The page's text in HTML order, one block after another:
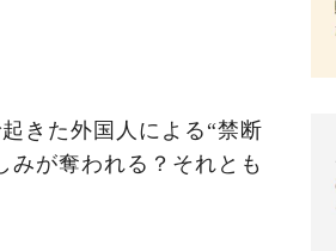
きた外国人による“禁断
みが奪われる？それとも